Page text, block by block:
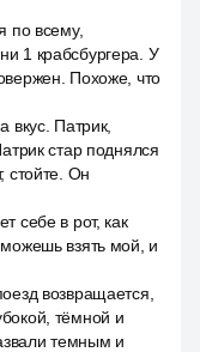
по всему,
1 крабсбургера. У
Похоже, что
вкус. Патрик,
стар поднялся
стойте. Он
себе в рот, как
взять мой, и
возвращается,
тёмной и
темным и